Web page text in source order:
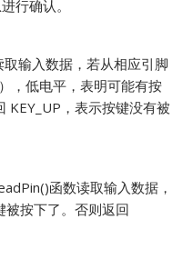
行确认。
输入数据，若从相应引脚
，低电平，表明可能有按
KEY_UP，表示按键没有被
函数读取输入数据，
被按下了。否则返回